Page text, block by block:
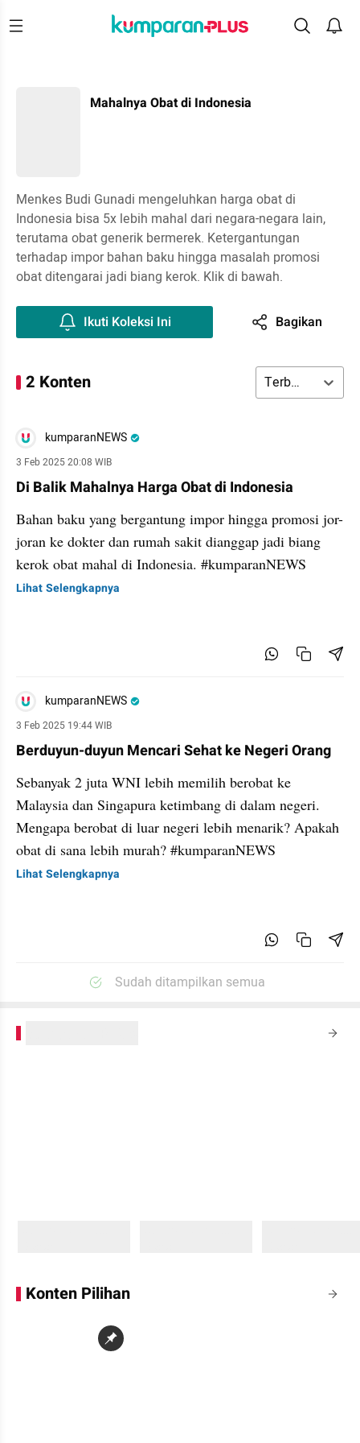
Mahalnya Obat di Indonesia
Menkes Budi Gunadi mengeluhkan harga obat di
Indonesia bisa 5x lebih mahal dari negara-negara lain,
terutama obat generik bermerek. Ketergantungan
terhadap impor bahan baku hingga masalah promosi
obat ditengarai jadi biang kerok. Klik di bawah.
Ikuti Koleksi Ini Bagikan
2 Konten Terbaru
kumparanNEWS
3 Feb 2025 20:08 WIB
Di Balik Mahalnya Harga Obat di Indonesia
Bahan baku yang bergantung impor hingga promosi jor-
joran ke dokter dan rumah sakit dianggap jadi biang
kerok obat mahal di Indonesia. #kumparanNEWS
Lihat Selengkapnya
kumparanNEWS
3 Feb 2025 19:44 WIB
Berduyun-duyun Mencari Sehat ke Negeri Orang
Sebanyak 2 juta WNI lebih memilih berobat ke
Malaysia dan Singapura ketimbang di dalam negeri.
Mengapa berobat di luar negeri lebih menarik? Apakah
obat di sana lebih murah? #kumparanNEWS
Lihat Selengkapnya
Sudah ditampilkan semua
Konten Pilihan